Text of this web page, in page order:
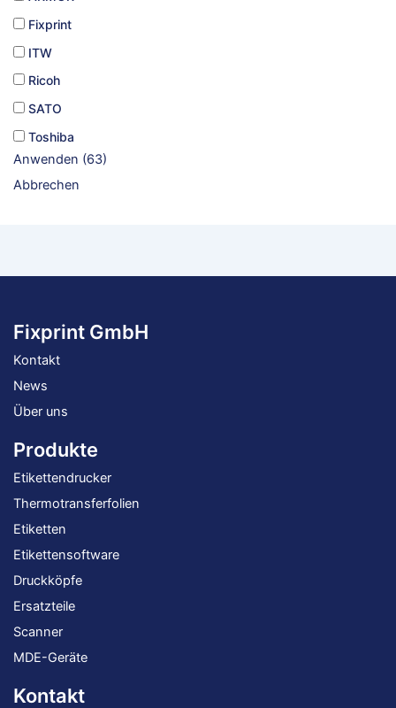
Fixprint
ITW
Ricoh
SATO
Toshiba
Anwenden (63)
Abbrechen
Fixprint GmbH
Kontakt
News
Über uns
Produkte
Etikettendrucker
Thermotransferfolien
Etiketten
Etikettensoftware
Druckköpfe
Ersatzteile
Scanner
MDE-Geräte
Kontakt